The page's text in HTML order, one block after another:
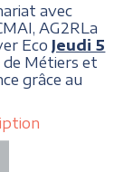
avec
AG2RLa
Eco Jeudi 5
de Métiers et
grâce au